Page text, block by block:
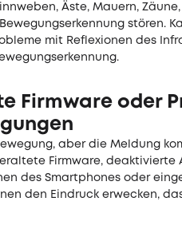
Äste, Mauern,
stören.
mit Reflexionen des
Firmware oder
aber die Meldung
Firmware, deaktivierte
des Smartphones oder
den Eindruck erwecken,